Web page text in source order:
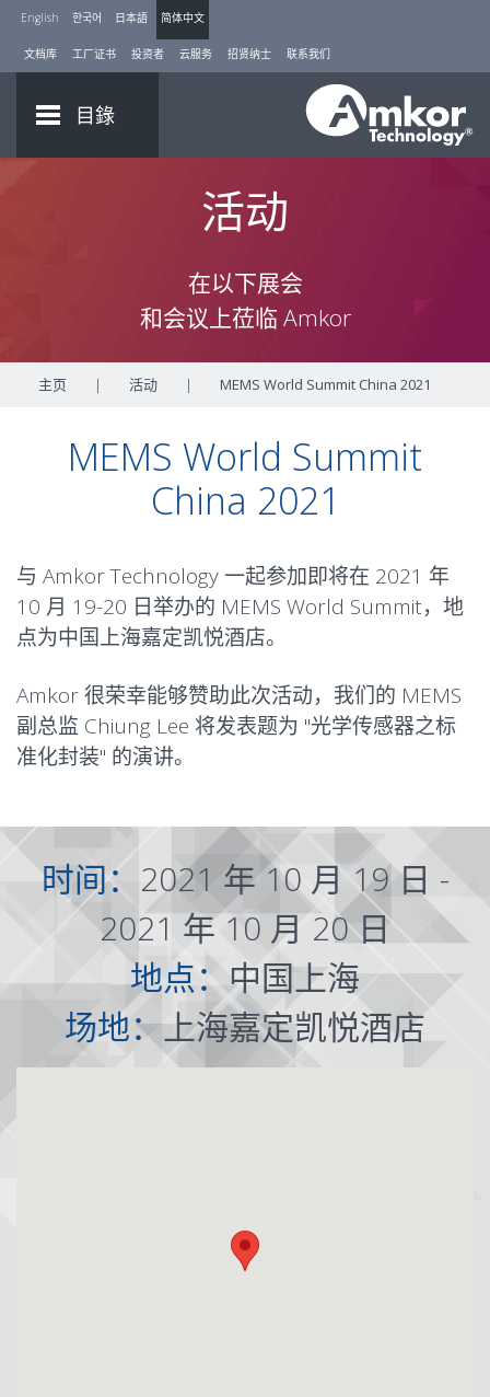
English 한국어 日本語 简体中文
文档库 工厂证书 投资者 云服务 招贤纳士 联系我们
目錄
活动
在以下展会
和会议上莅临 Amkor
主页 | 活动 | MEMS World Summit China 2021
MEMS World Summit
China 2021
与 Amkor Technology 一起参加即将在 2021 年
10 月 19-20 日举办的 MEMS World Summit，地
点为中国上海嘉定凯悦酒店。
Amkor 很荣幸能够赞助此次活动，我们的 MEMS
副总监 Chiung Lee 将发表题为 "光学传感器之标
准化封装" 的演讲。
时间： 2021 年 10 月 19 日 -
2021 年 10 月 20 日
地点：中国上海
场地：上海嘉定凯悦酒店